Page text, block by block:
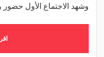
وشهد الاجتماع الأول